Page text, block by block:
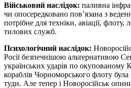
Військовий наслідок: паливна
чи опосередковано пов’язана з
потрібне для техніки, авіації, флоту,
тилових служб.
Психологічний наслідок:
Росії безпечнішою альтернативою
українських ударів по окупованому
кораблів Чорноморського флоту
туди. Але тепер і Новоросійськ